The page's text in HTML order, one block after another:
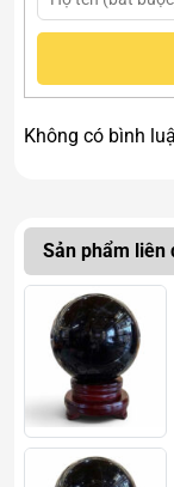
Không có bình
Sản phẩm liên